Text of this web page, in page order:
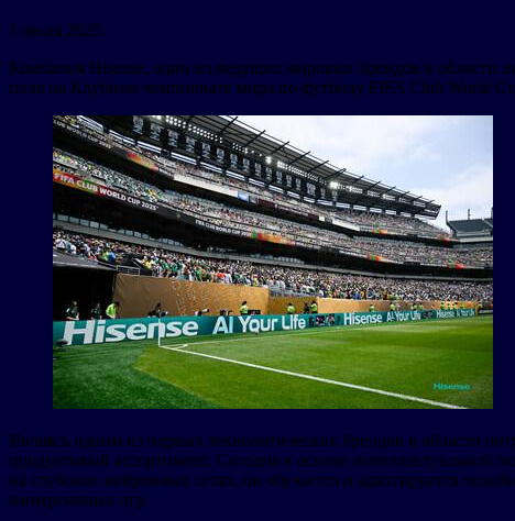
1 июля 2025
Компания Hisense, один из ведущих мировых брендов в области
поля на Клубном чемпионате мира по футболу FIFA Club World
Являясь одним из первых технологических брендов в области
продуктовый ассортимент. Сегодня в основе
на глубоких нейронных сетях, он обучается и адаптируется
иммерсивных игр.